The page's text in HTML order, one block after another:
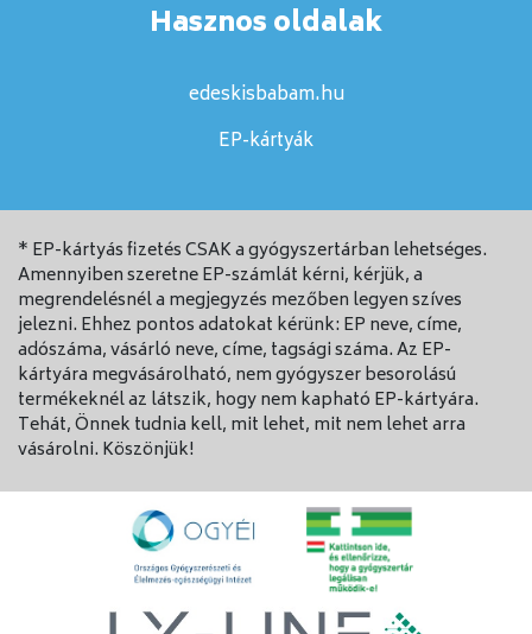
Hasznos oldalak
edeskisbabam.hu
EP-kártyák
* EP-kártyás fizetés CSAK a gyógyszertárban lehetséges.
Amennyiben szeretne EP-számlát kérni, kérjük, a
megrendelésnél a megjegyzés mezőben legyen szíves
jelezni. Ehhez pontos adatokat kérünk: EP neve, címe,
adószáma, vásárló neve, címe, tagsági száma. Az EP-
kártyára megvásárolható, nem gyógyszer besorolású
termékeknél az látszik, hogy nem kapható EP-kártyára.
Tehát, Önnek tudnia kell, mit lehet, mit nem lehet arra
vásárolni. Köszönjük!